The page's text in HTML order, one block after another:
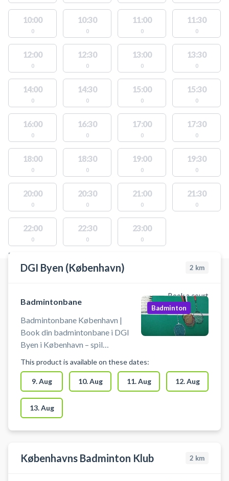
10:00
0
10:30
0
11:00
0
11:30
0
12:00
0
12:30
0
13:00
0
13:30
0
14:00
0
14:30
0
15:00
0
15:30
0
16:00
0
16:30
0
17:00
0
17:30
0
18:00
0
18:30
0
19:00
0
19:30
0
20:00
0
20:30
0
21:00
0
21:30
0
22:00
0
22:30
0
23:00
0
FACILITIES WITH AVAILABLE ACTIVITIES
DGI Byen (København) 2 km
Book a court
Badmintonbane
Badmintonbane København |
Book din badmintonbane i DGI
Byen i København – spil
klar til booking - centralt
beliggende hos DGI Byen
København. DGI Byen på
Tietgensgade 65, 1704
København V, byder udover leje af
badmintonbane på en lang række
pickleball, bordtennis m.fl. i
Badminton
This product is available on these dates:
9. Aug 10. Aug 11. Aug 12. Aug
13. Aug
Københavns Badminton Klub 2 km